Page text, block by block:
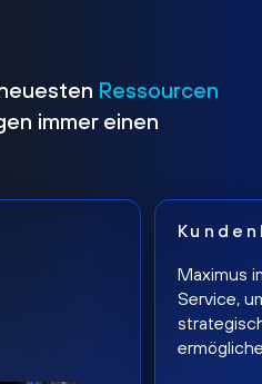
Ressourcen
immer einen
Maximus
Service,